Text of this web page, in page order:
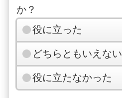
か？
役に立った
どちらともいえない
役に立たなかった